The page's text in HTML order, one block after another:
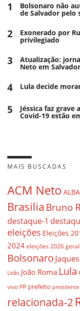
1 Bolsonaro não
de Salvador pelo
2 Exonerado por
privilegiado
3 Atualização:
Neto em Salvador
4 Lula decide
5 Jéssica faz grave
Covid-19 estão
MAIS BUSCADAS
ACM Neto ALBA
BrasiliaBruno
destaque-1
eleições Eleições
2024 eleições 2026
Bolsonaro
Leão João Roma Lula
vivo PP prefeito presidente
relacionada-2